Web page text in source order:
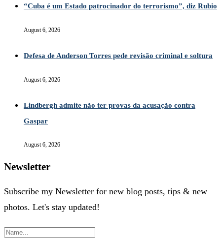
“Cuba é um Estado patrocinador do terrorismo”, diz Rubio
August 6, 2026
Defesa de Anderson Torres pede revisão criminal e soltura
August 6, 2026
Lindbergh admite não ter provas da acusação contra
Gaspar
August 6, 2026
Newsletter
Subscribe my Newsletter for new blog posts, tips & new
photos. Let's stay updated!